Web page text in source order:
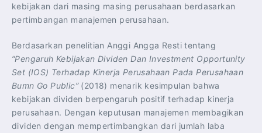
kebijakan dari masing masing perusahaan berdasarkan
pertimbangan manajemen perusahaan.
Berdasarkan penelitian Anggi Angga Resti tentang
“Pengaruh Kebijakan Dividen Dan Investment Opportunity
Set (IOS) Terhadap Kinerja Perusahaan Pada Perusahaan
Bumn Go Public”(2018) menarik kesimpulan bahwa
kebijakan dividen berpengaruh positif terhadap kinerja
perusahaan. Dengan keputusan manajemen membagikan
dividen dengan mempertimbangkan dari jumlah laba